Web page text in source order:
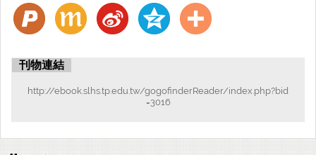
刊物連結
http://ebook.slhs.tp.edu.tw/gogofinderReader/index.php?bid
=3016